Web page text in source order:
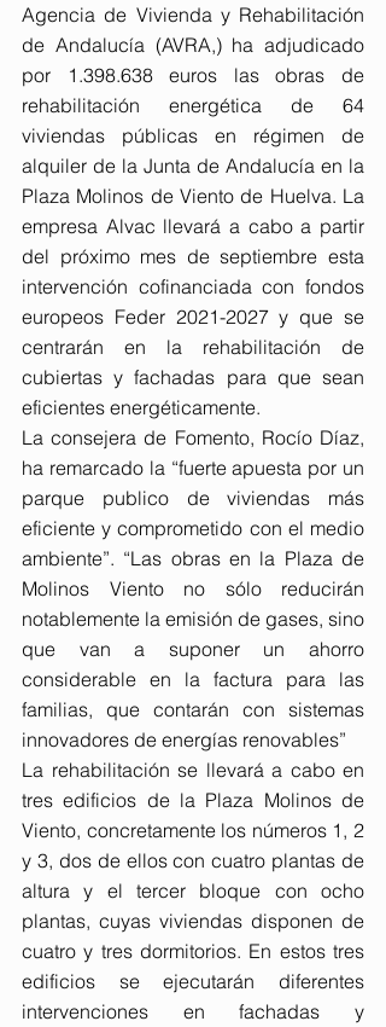
Agencia de Vivienda y Rehabilitación
de Andalucía (AVRA,) ha adjudicado
por 1.398.638 euros las obras de
rehabilitación energética de 64
viviendas públicas en régimen de
alquiler de la Junta de Andalucía en la
Plaza Molinos de Viento de Huelva. La
empresa Alvac llevará a cabo a partir
del próximo mes de septiembre esta
intervención cofinanciada con fondos
europeos Feder 2021-2027 y que se
centrarán en la rehabilitación de
cubiertas y fachadas para que sean
eficientes energéticamente.
La consejera de Fomento, Rocío Díaz,
ha remarcado la “fuerte apuesta por un
parque publico de viviendas más
eficiente y comprometido con el medio
ambiente”. “Las obras en la Plaza de
Molinos Viento no sólo reducirán
notablemente la emisión de gases, sino
que van a suponer un ahorro
considerable en la factura para las
familias, que contarán con sistemas
innovadores de energías renovables”
La rehabilitación se llevará a cabo en
tres edificios de la Plaza Molinos de
Viento, concretamente los números 1, 2
y 3, dos de ellos con cuatro plantas de
altura y el tercer bloque con ocho
plantas, cuyas viviendas disponen de
cuatro y tres dormitorios. En estos tres
edificios se ejecutarán diferentes
intervenciones en fachadas y